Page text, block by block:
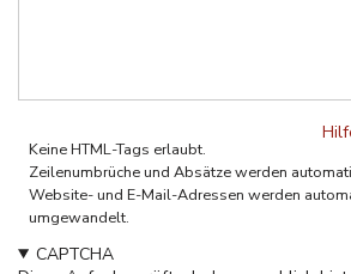
Keine HTML-Tags erlaubt.
Zeilenumbrüche und Absätze werden
Website- und E-Mail-Adressen werden
umgewandelt.
CAPTCHA